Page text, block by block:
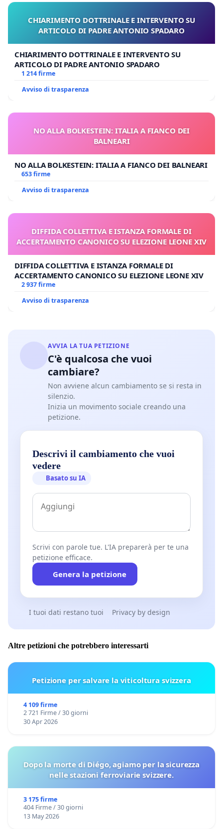
CHIARIMENTO DOTTRINALE E INTERVENTO SU
ARTICOLO DI PADRE ANTONIO SPADARO
CHIARIMENTO DOTTRINALE E INTERVENTO SU
ARTICOLO DI PADRE ANTONIO SPADARO
1 214 firme
Avviso di trasparenza
NO ALLA BOLKESTEIN: ITALIA A FIANCO DEI
BALNEARI
NO ALLA BOLKESTEIN: ITALIA A FIANCO DEI BALNEARI
653 firme
Avviso di trasparenza
DIFFIDA COLLETTIVA E ISTANZA FORMALE DI
ACCERTAMENTO CANONICO SU ELEZIONE LEONE XIV
DIFFIDA COLLETTIVA E ISTANZA FORMALE DI
ACCERTAMENTO CANONICO SU ELEZIONE LEONE XIV
2 937 firme
Avviso di trasparenza
AVVIA LA TUA PETIZIONE
C'è qualcosa che vuoi
cambiare?
Non avviene alcun cambiamento se si resta in
silenzio.
Inizia un movimento sociale creando una
petizione.
Descrivi il cambiamento che vuoi
vedere
Basato su IA
Scrivi con parole tue. L'IA preparerà per te una
petizione efficace.
Genera la petizione
I tuoi dati restano tuoi Privacy by design
Altre petizioni che potrebbero interessarti
Petizione per salvare la viticoltura svizzera
4 109 firme
2 721 Firme / 30 giorni
30 Apr 2026
Dopo la morte di Diégo, agiamo per la sicurezza
nelle stazioni ferroviarie svizzere.
3 175 firme
404 Firme / 30 giorni
13 May 2026